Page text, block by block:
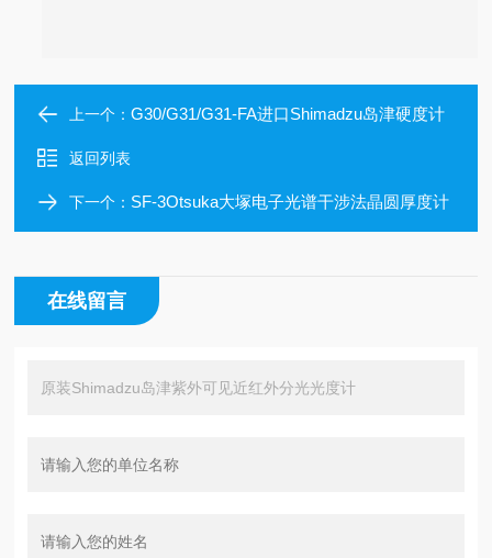
上一个：G30/G31/G31-FA进口Shimadzu岛津硬度计
返回列表
下一个： SF-3Otsuka大塚电子光谱干涉法晶圆厚度计
在线留言